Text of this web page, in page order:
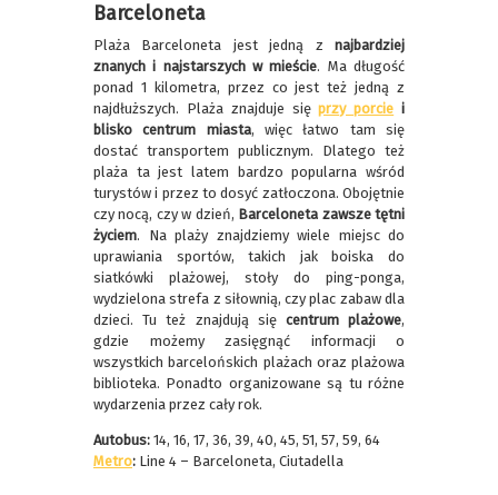
Barceloneta
Plaża Barceloneta jest jedną znajbardziej
znanych i najstarszych w mieście. Ma długość
ponad 1 kilometra, przez co jest też jedną z
najdłuższych. Plaża znajduje sięprzy porcie i
blisko centrum miasta, więc łatwo tam się
dostać transportem publicznym. Dlatego też
plaża ta jest latem bardzo popularna wśród
turystów i przez to dosyć zatłoczona. Obojętnie
czy nocą, czy w dzień, Barceloneta zawsze tętni
życiem. Na plaży znajdziemy wiele miejsc do
uprawiania sportów, takich jak boiska do
siatkówki plażowej, stoły do ping-ponga,
wydzielona strefa z siłownią, czy plac zabaw dla
dzieci. Tu też znajdują się centrum plażowe,
gdzie możemy zasięgnąć informacji o
wszystkich barcelońskich plażach oraz plażowa
biblioteka. Ponadto organizowane są tu różne
wydarzenia przez cały rok.
Autobus: 14, 16, 17, 36, 39, 40, 45, 51, 57, 59, 64
Metro: Line 4 – Barceloneta, Ciutadella